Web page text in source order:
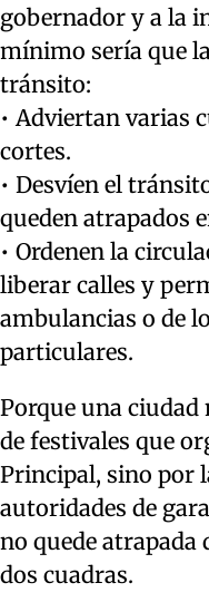
gobernador y a la
mínimo sería que
tránsito:
• Adviertan varias
cortes.
• Desvíen el
queden atrapados
• Ordenen la
liberar calles y
ambulancias o de
particulares.
Porque una ciudad
de festivales que
Principal, sino por
autoridades de
no quede
dos cuadras.